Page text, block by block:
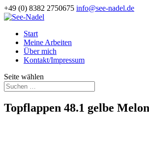
+49 (0) 8382 2750675 info@see-nadel.de
Start
Meine Arbeiten
Über mich
Kontakt/Impressum
Seite wählen
Topflappen 48.1 gelbe